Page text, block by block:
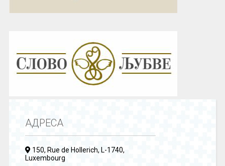
АДРЕСА
150, Rue de Hollerich, L-1740,
Luxembourg